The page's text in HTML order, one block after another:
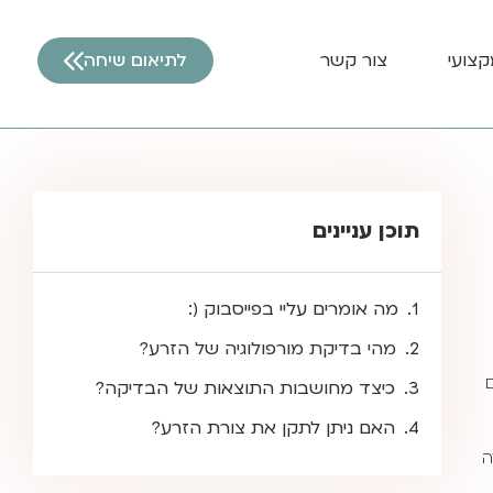
צור קשר לתיאום שיחה
תוכן עניינים
מה אומרים עליי בפייסבוק (:
מהי בדיקת מורפולוגיה של הזרע?
כיצד מחושבות התוצאות של הבדיקה?
האם ניתן לתקן את צורת הזרע?